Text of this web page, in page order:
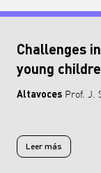
Challenges
young
Altavoces Prof. J.
Leer másLeer más